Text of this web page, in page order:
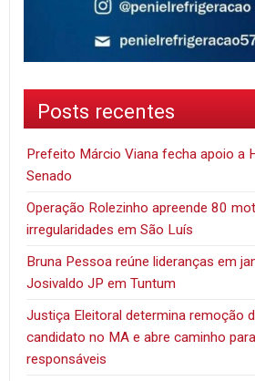
Posts recentes
Prefeito Márcio Viana fecha apoio a
Senado
Operação Rolezinho apreende 80
irregularidades em São Luís
Bruna Pessoa reúne lideranças em
Josivaldo JP em Tuntum
Justiça Eleitoral determina remoção
candidato no MA e abre caminho
responsáveis